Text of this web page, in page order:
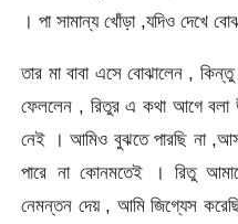
। পা সামান্য খোঁড়া ,যদিও দেখে
তার মা বাবা এসে বোঝালেন ,
ফেললেন , রিতুর এ কথা আগে
নেই । আমিও বুঝতে পারছি না
পারে না কোনমতেই । রিতু
নেমন্তন দেয় , আমি জিগ্যেস